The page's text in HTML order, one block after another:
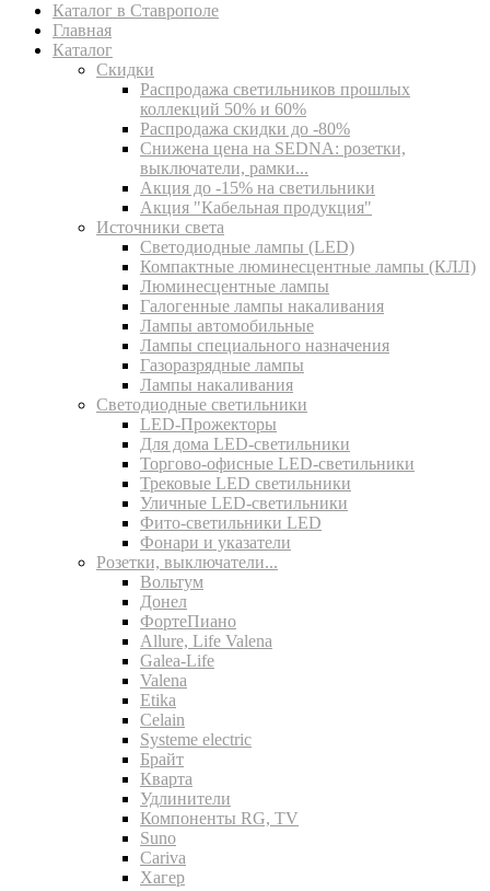
Каталог в Ставрополе
Главная
Каталог
Скидки
Распродажа светильников прошлых
коллекций 50% и 60%
Распродажа скидки до -80%
Cнижена цена на SEDNA: розетки,
выключатели, рамки...
Акция до -15% на светильники
Акция "Кабельная продукция"
Источники света
Светодиодные лампы (LED)
Компактные люминесцентные лампы (КЛЛ)
Люминесцентные лампы
Галогенные лампы накаливания
Лампы автомобильные
Лампы специального назначения
Газоразрядные лампы
Лампы накаливания
Светодиодные светильники
LED-Прожекторы
Для дома LED-светильники
Торгово-офисные LED-светильники
Трековые LED светильники
Уличные LED-светильники
Фито-светильники LED
Фонари и указатели
Розетки, выключатели...
Вольтум
Донел
ФортеПиано
Allure, Life Valena
Galea-Life
Valena
Etika
Celain
Systeme electric
Брайт
Кварта
Удлинители
Компоненты RG, TV
Suno
Cariva
Хагер